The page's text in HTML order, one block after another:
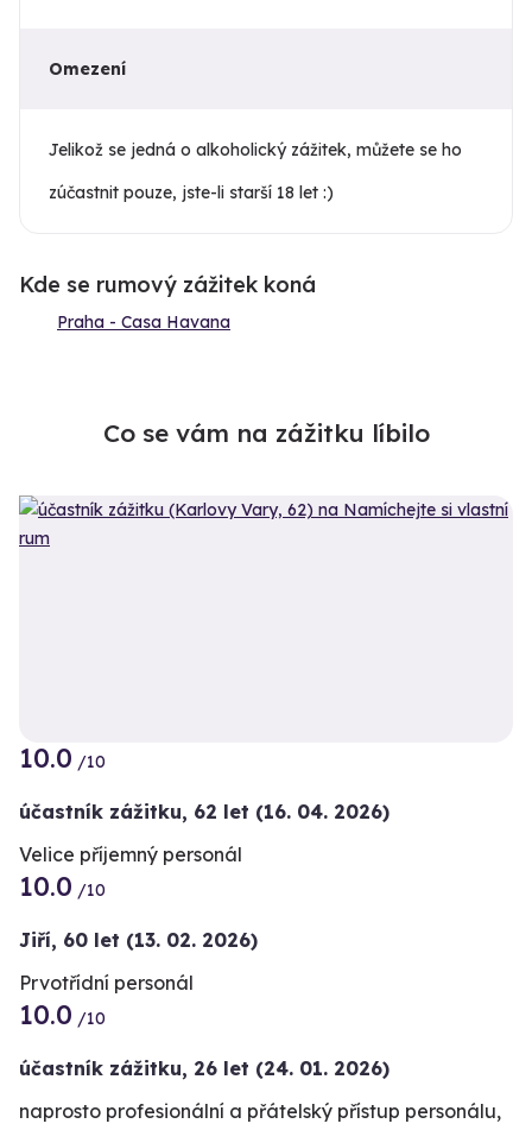
Omezení
Jelikož se jedná o alkoholický zážitek, můžete se ho
zúčastnit pouze, jste-li starší 18 let :)
Kde se rumový zážitek koná
Praha - Casa Havana
Co se vám na zážitku líbilo
10.0 /10
účastník zážitku, 62 let (16. 04. 2026)
Velice příjemný personál
10.0 /10
Jiří, 60 let (13. 02. 2026)
Prvotřídní personál
10.0 /10
účastník zážitku, 26 let (24. 01. 2026)
naprosto profesionální a přátelský přístup personálu,